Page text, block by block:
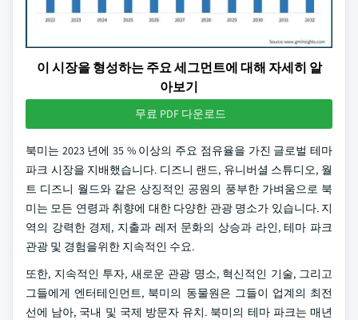
이 시장을 형성하는 주요 세그먼트에 대해 자세히 알
아보기
무료 PDF 다운로드
북미는 2023 년에 35 % 이상의 주요 점유율을 가진 글로벌 테마
파크 시장을 지배했습니다. 디즈니 랜드, 유니버셜 스튜디오, 월
트 디즈니 월드와 같은 상징적인 공원의 풍부한 가벼움으로 북
미는 모든 연령과 취향에 대한 다양한 관광 명소가 있습니다. 지
역의 강력한 경제, 지출과 레저 문화의 상승과 라인, 테마 파크
관광 및 경험을위한 지속적인 수요.
또한, 지속적인 투자, 새로운 관광 명소, 혁신적인 기술, 그리고
그들에게 엔터테인먼트, 북미의 동물원은 그들이 업계의 최전
선에 남아, 국내 및 국제 방문자 유치. 북미의 테마 파크는 매년